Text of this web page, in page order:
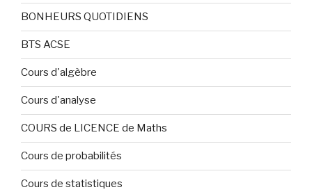
BONHEURS QUOTIDIENS
BTS ACSE
Cours d'algèbre
Cours d'analyse
COURS de LICENCE de Maths
Cours de probabilités
Cours de statistiques